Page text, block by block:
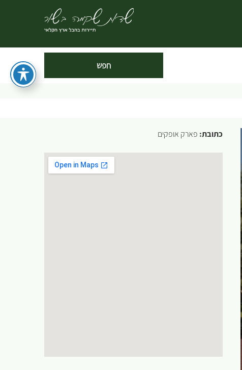
כתובת: פארק אופקים